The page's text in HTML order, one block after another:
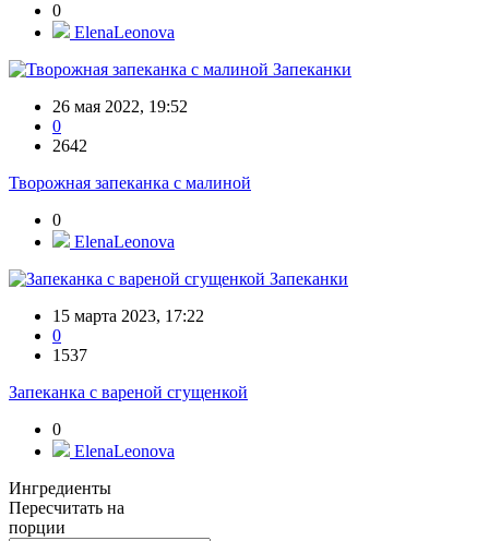
0
ElenaLeonova
Запеканки
26 мая 2022, 19:52
0
2642
Творожная запеканка с малиной
0
ElenaLeonova
Запеканки
15 марта 2023, 17:22
0
1537
Запеканка с вареной сгущенкой
0
ElenaLeonova
Ингредиенты
Пересчитать на
порции